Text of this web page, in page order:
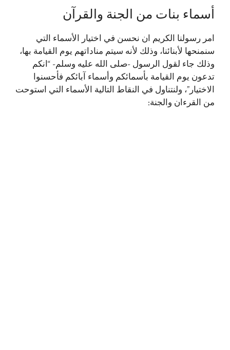
أسماء بنات من الجنة والقرآن
امر رسولنا الكريم ان نحسن في اختيار الأسماء التي
سنمنحها لأبنائنا، وذلك لأنه سيتم مناداتهم يوم القيامة بها،
وذلك جاء لقول الرسول -صلى الله عليه وسلم- “انكم
تدعون يوم القيامة بأسمائكم وأسماء آبائكم فأحسنوا
الاختيار”، ولنتناول في النقاط التالية الأسماء التي استوحت
من القرءان والجنة: